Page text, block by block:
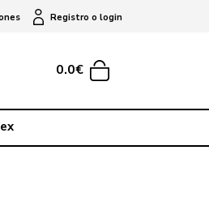
Registro o login
0.0€